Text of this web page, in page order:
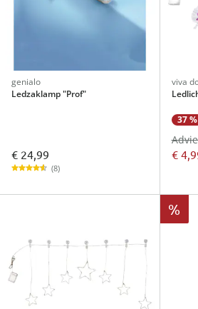
genialo
Ledzaklamp "Prof"
€ 24,99
(8)
viva
37 %
€
%